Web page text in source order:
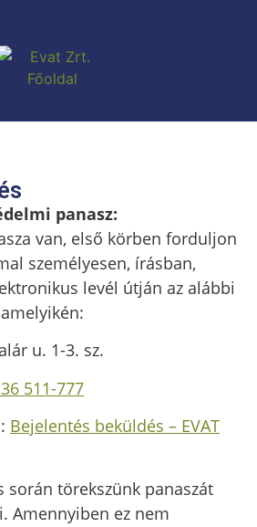
panasz:
van, első körben forduljon
személyesen, írásban,
levél útján az alábbi
u. 1-3. sz.
511-777
Bejelentés beküldés – EVAT
során törekszünk panaszát
Amennyiben ez nem